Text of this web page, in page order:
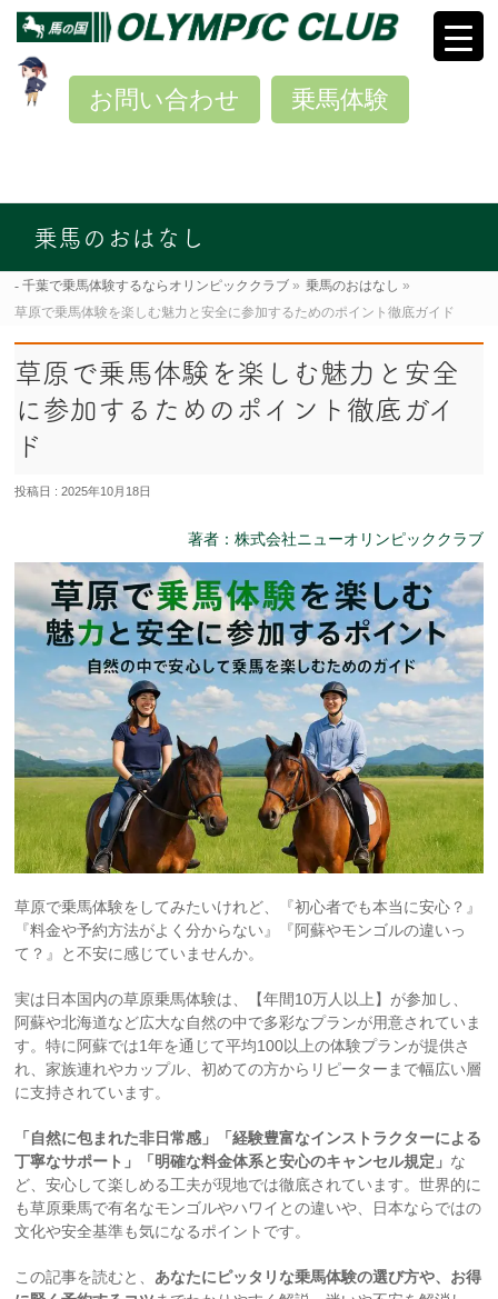
乗馬体験
お問い合わせ
乗馬のおはなし
千葉で乗馬体験するならオリンピッククラブ » 乗馬のおはなし »
草原で乗馬体験を楽しむ魅力と安全に参加するためのポイント徹底ガイド
草原で乗馬体験を楽しむ魅力と安全
に参加するためのポイント徹底ガイ
ド
投稿日 : 2025年10月18日
著者：株式会社ニューオリンピッククラブ
草原で乗馬体験をしてみたいけれど、『初心者でも本当に安心？』
『料金や予約方法がよく分からない』『阿蘇やモンゴルの違いっ
て？』と不安に感じていませんか。
実は日本国内の草原乗馬体験は、【年間10万人以上】が参加し、
阿蘇や北海道など広大な自然の中で多彩なプランが用意されていま
す。特に阿蘇では1年を通じて平均100以上の体験プランが提供さ
れ、家族連れやカップル、初めての方からリピーターまで幅広い層
に支持されています。
「自然に包まれた非日常感」「経験豊富なインストラクターによる
丁寧なサポート」「明確な料金体系と安心のキャンセル規定」 な
ど、安心して楽しめる工夫が現地では徹底されています。世界的に
も草原乗馬で有名なモンゴルやハワイとの違いや、日本ならではの
文化や安全基準も気になるポイントです。
この記事を読むと、あなたにピッタリな乗馬体験の選び方や、お得